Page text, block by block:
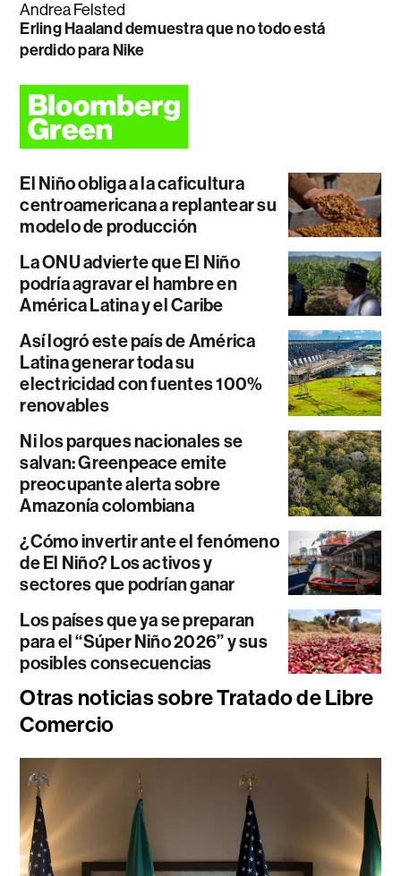
Andrea Felsted
Erling Haaland demuestra que no todo está
perdido para Nike
El Niño obliga a la caficultura
centroamericana a replantear su
modelo de producción
La ONU advierte que El Niño
podría agravar el hambre en
América Latina y el Caribe
Así logró este país de América
Latina generar toda su
electricidad con fuentes 100%
renovables
Ni los parques nacionales se
salvan: Greenpeace emite
preocupante alerta sobre
Amazonía colombiana
¿Cómo invertir ante el fenómeno
de El Niño? Los activos y
sectores que podrían ganar
Los países que ya se preparan
para el “Súper Niño 2026” y sus
posibles consecuencias
Otras noticias sobre Tratado de Libre
Comercio